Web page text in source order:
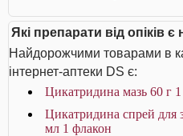
Які препарати від опіків
Найдорожчими товарами в
інтернет-аптеки DS є:
Цикатридина мазь 60 г 1
Цикатридина спрей для
мл 1 флакон